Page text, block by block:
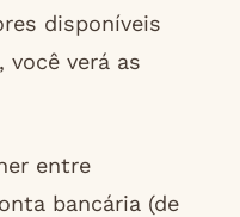
disponíveis
você verá as
entre
bancária (de